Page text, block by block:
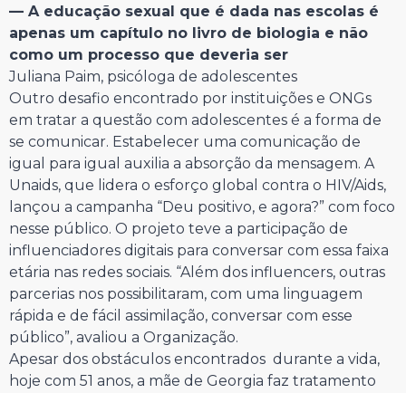
— A educação sexual que é dada nas escolas é
apenas um capítulo no livro de biologia e não
como um processo que deveria ser
Juliana Paim, psicóloga de adolescentes
Outro desafio encontrado por instituições e ONGs
em tratar a questão com adolescentes é a forma de
se comunicar. Estabelecer uma comunicação de
igual para igual auxilia a absorção da mensagem. A
Unaids, que lidera o esforço global contra o HIV/Aids,
lançou a campanha “Deu positivo, e agora?” com foco
nesse público. O projeto teve a participação de
influenciadores digitais para conversar com essa faixa
etária nas redes sociais. “Além dos influencers, outras
parcerias nos possibilitaram, com uma linguagem
rápida e de fácil assimilação, conversar com esse
público”, avaliou a Organização.
Apesar dos obstáculos encontrados durante a vida,
hoje com 51 anos, a mãe de Georgia faz tratamento